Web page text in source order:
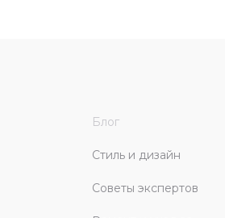
Блог
Стиль и дизайн
Советы экспертов